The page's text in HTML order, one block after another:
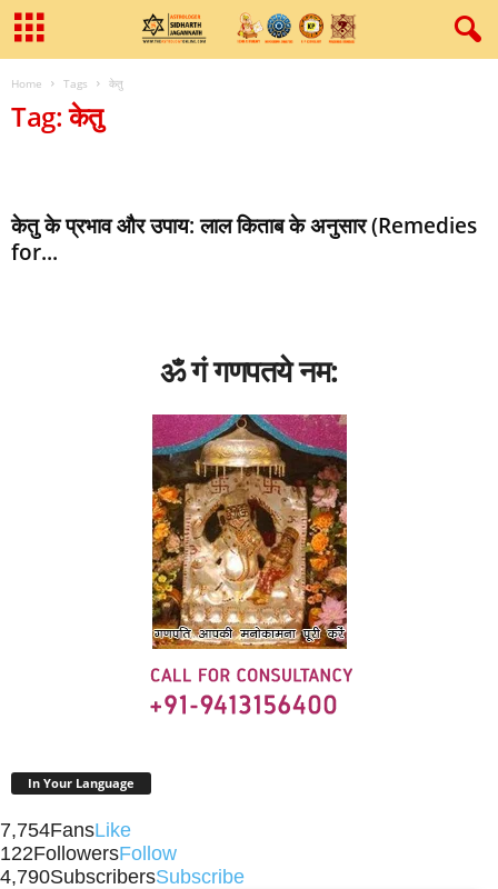
Home Tags केतु
Tag: केतु
केतु के प्रभाव और उपाय: लाल किताब के अनुसार (Remedies
for...
ॐ गं गणपतये नम:
In Your Language
7,754FansLike
122FollowersFollow
4,790SubscribersSubscribe